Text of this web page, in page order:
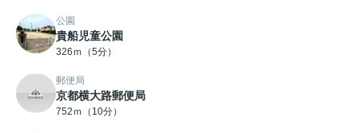
公園
貴船児童公園
326ｍ（5分）
郵便局
京都横大路郵便局
752ｍ（10分）